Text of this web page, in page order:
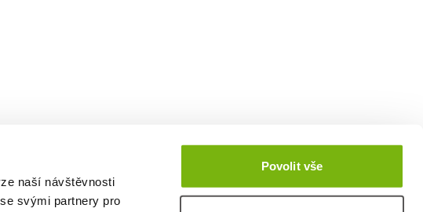
naší návštěvnosti
svými partnery pro
Povolit vše